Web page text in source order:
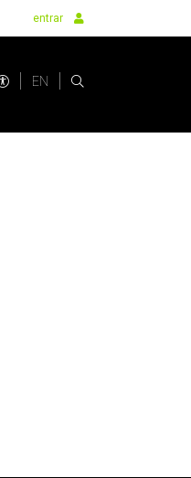
entrar
EN